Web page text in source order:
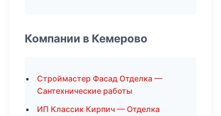
Компании в Кемерово
Строймастер Фасад Отделка —
Сантехнические работы
ИП Классик Кирпич — Отделка